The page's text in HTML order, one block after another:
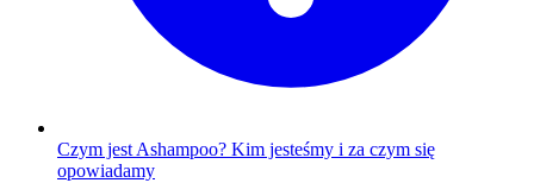
Czym jest Ashampoo? Kim jesteśmy i za czym się
opowiadamy